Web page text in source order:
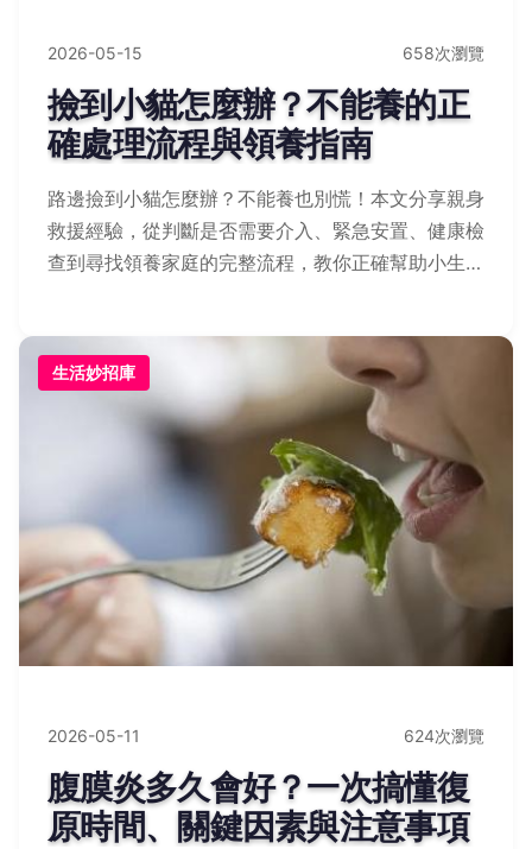
2026-05-15 658次瀏覽
撿到小貓怎麼辦？不能養的正
確處理流程與領養指南
路邊撿到小貓怎麼辦？不能養也別慌！本文分享親身
救援經驗，從判斷是否需要介入、緊急安置、健康檢
查到尋找領養家庭的完整流程，教你正確幫助小生
生活妙招庫
2026-05-11 624次瀏覽
腹膜炎多久會好？一次搞懂復
原時間、關鍵因素與注意事項